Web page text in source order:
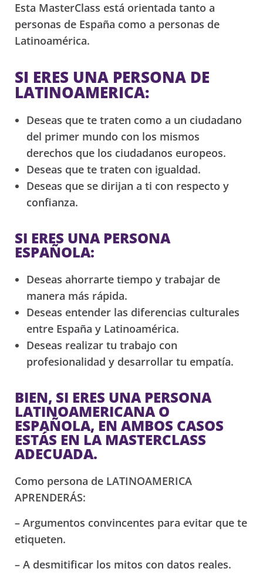
Esta MasterClass está orientada tanto a
personas de España como a personas de
Latinoamérica.
SI ERES UNA PERSONA DE
LATINOAMERICA:
Deseas que te traten como a un ciudadano
del primer mundo con los mismos
derechos que los ciudadanos europeos.
Deseas que te traten con igualdad.
Deseas que se dirijan a ti con respecto y
confianza.
SI ERES UNA PERSONA
ESPAÑOLA:
Deseas ahorrarte tiempo y trabajar de
manera más rápida.
Deseas entender las diferencias culturales
entre España y Latinoamérica.
Deseas realizar tu trabajo con
profesionalidad y desarrollar tu empatía.
BIEN, SI ERES UNA PERSONA
LATINOAMERICANA O
ESPAÑOLA, EN AMBOS CASOS
ESTÁS EN LA MASTERCLASS
ADECUADA.
Como persona de LATINOAMERICA
APRENDERÁS:
– Argumentos convincentes para evitar que te
etiqueten.
– A desmitificar los mitos con datos reales.